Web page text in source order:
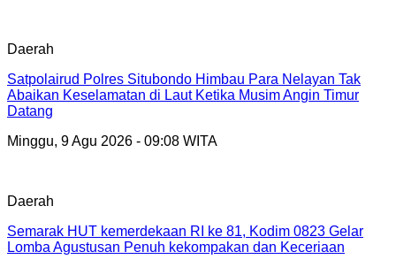
Daerah
Satpolairud Polres Situbondo Himbau Para Nelayan Tak
Abaikan Keselamatan di Laut Ketika Musim Angin Timur
Datang
Minggu, 9 Agu 2026 - 09:08 WITA
Daerah
Semarak HUT kemerdekaan RI ke 81, Kodim 0823 Gelar
Lomba Agustusan Penuh kekompakan dan Keceriaan